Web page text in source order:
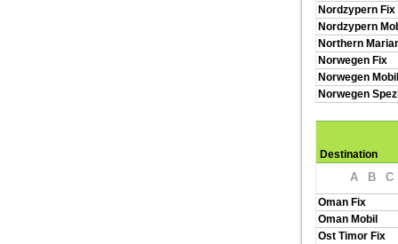
Nordzypern Fix
Nordzypern
Northern
Norwegen Fix
Norwegen Mobil
Norwegen
Destination
A B C
Oman Fix
Oman Mobil
Ost Timor Fix